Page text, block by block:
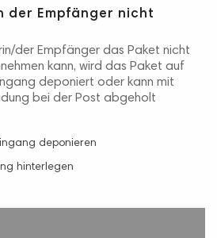
der Empfänger nicht
der Empfänger das Paket nicht
kann, wird das Paket auf
deponiert oder kann mit
bei der Post abgeholt
deponieren
hinterlegen